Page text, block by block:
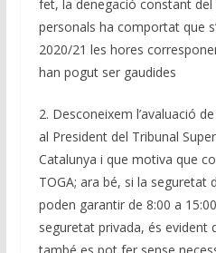
fet, la denegació constant
personals ha comportat que
2020/21 les hores
han pogut ser gaudides
2. Desconeixem l’avaluació
al President del Tribunal
Catalunya i que motiva que
TOGA; ara bé, si la seguretat
poden garantir de 8:00 a
seguretat privada, és evident